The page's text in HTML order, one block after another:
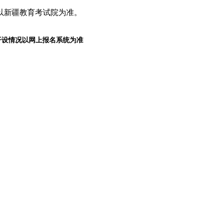
疆教育考试院为准。
情况以网上报名系统为准